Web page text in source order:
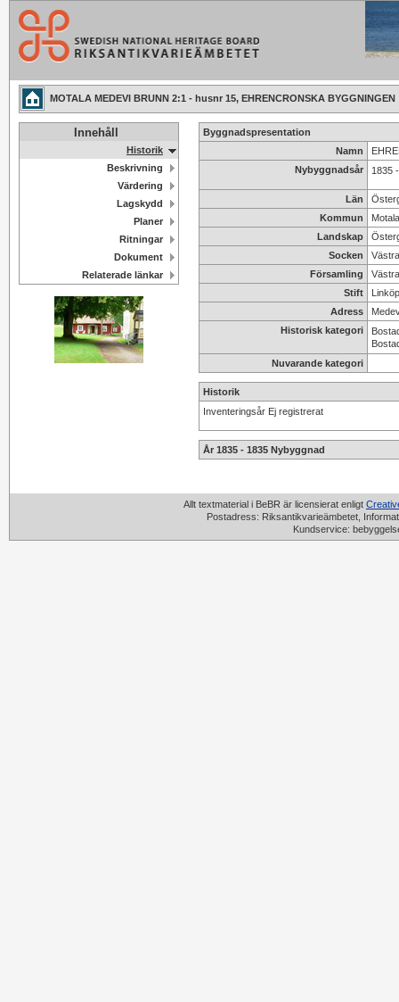
MOTALA MEDEVI BRUNN 2:1 - husnr 15, EHRENCRONSKA BYGGNINGEN
Innehåll
Historik
Beskrivning
Värdering
Lagskydd
Planer
Ritningar
Dokument
Relaterade länkar
Byggnadspresentation
Namn
Nybyggnadsår
1835
Län
Kommun
Motala
Landskap
Socken
Församling
Stift
Adress
Historisk kategori
Nuvarande kategori
Historik
Inventeringsår Ej registrerat
År 1835 - 1835 Nybyggnad
Allt textmaterial i BeBR är licensierat enligt
Postadress: Riksantikvarieämbetet,
Kundservice: